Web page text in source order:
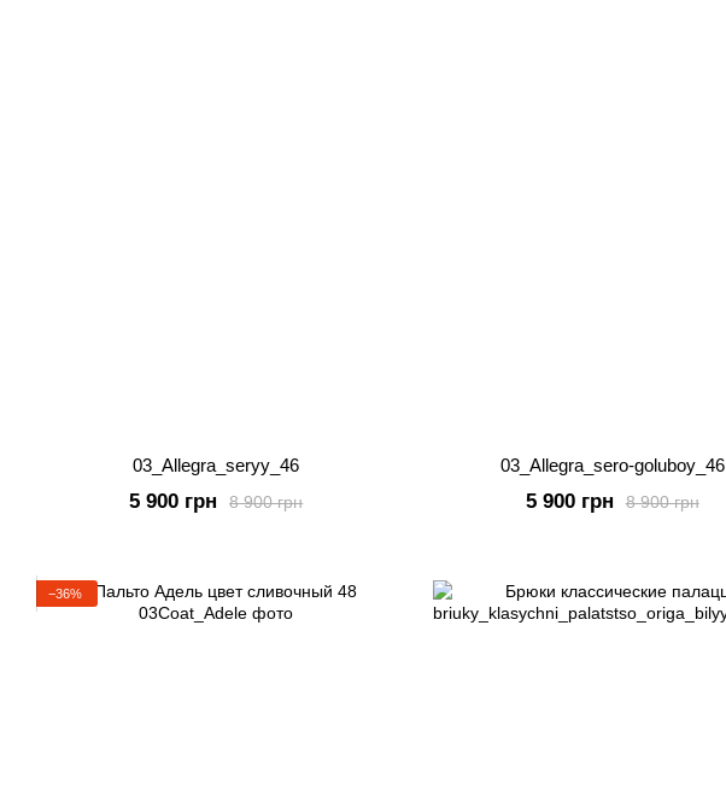
03_Allegra_seryy_46
8 900 грн
5 900 грн
03_Allegra_sero-goluboy_46
8 900 грн
5 900 грн
−36%